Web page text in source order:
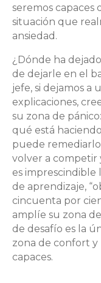
seremos capaces
situación que
ansiedad.
¿Dónde ha
de dejarle en el
jefe, si dejamos a
explicaciones,
su zona de
qué está
puede
volver a competir
es imprescindible
de aprendizaje,
cincuenta por
amplíe su zona
de desafío es la
zona de confort y
capaces.